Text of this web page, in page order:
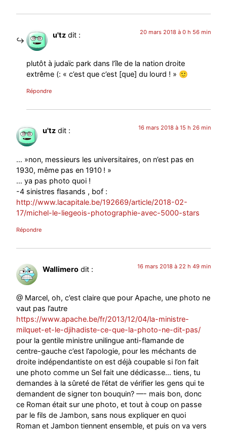
u'tz dit : 20 mars 2018 à 0 h 56 min
plutôt à judaïc park dans l’île de la nation droite
extrême (: « c’est que c’est [que] du lourd ! » 🙂
Répondre
u'tz dit : 16 mars 2018 à 15 h 26 min
… »non, messieurs les universitaires, on n’est pas en
1930, même pas en 1910 ! »
… ya pas photo quoi !
-4 sinistres flasands , bof :
http://www.lacapitale.be/192669/article/2018-02-
17/michel-le-liegeois-photographie-avec-5000-stars
Répondre
Wallimero dit : 16 mars 2018 à 22 h 49 min
@ Marcel, oh, c’est claire que pour Apache, une photo ne
vaut pas l’autre
https://www.apache.be/fr/2013/12/04/la-ministre-
milquet-et-le-djihadiste-ce-que-la-photo-ne-dit-pas/
pour la gentile ministre unilingue anti-flamande de
centre-gauche c’est l’apologie, pour les méchants de
droite indépendantiste on est déjà coupable si l’on fait
une photo comme un Sel fait une dédicasse… tiens, tu
demandes à la sûreté de l’état de vérifier les gens qui te
demandent de signer ton bouquin? —- mais bon, donc
ce Roman était sur une photo, et tout à coup on passe
par le fils de Jambon, sans nous expliquer en quoi
Roman et Jambon tiennent ensemble, et puis on va vers